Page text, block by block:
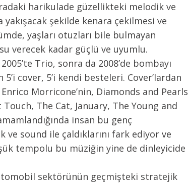
harikulade güzellikteki melodik ve
şekilde kenara çekilmesi ve
yaşları otuzları bile bulmayan
verecek kadar güçlü ve uyumlu.
Trio, sonra da 2008’de bombayı
cover, 5’i kendi besteleri. Cover’lardan
Morricone’nin, Diamonds and Pearls
Touch, The Cat, January, The Young and
insan bu genç
sound ile çaldıklarını fark ediyor ve
tempolu bu müziğin yine de dinleyicide
sektörünün geçmişteki stratejik